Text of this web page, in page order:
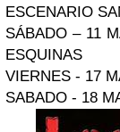
ESCENARIO
SÁBADO – 11
ESQUINAS
VIERNES - 17
SABADO - 18